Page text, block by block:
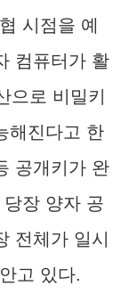
시점을 예
컴퓨터가 활
으로 비밀키
해진다고 한
공개키가 완
장 양자 공
전체가 일시
고 있다.